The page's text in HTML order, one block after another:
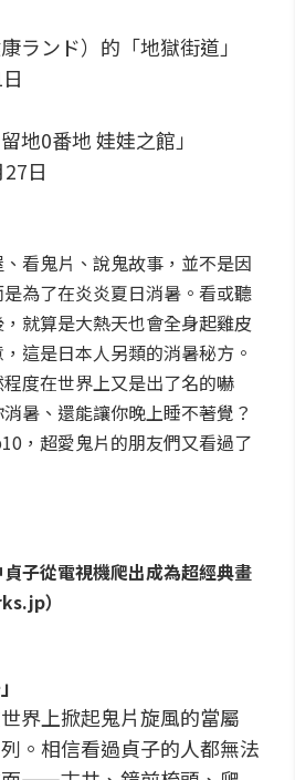
ランド）的「地獄街道」
地0番地 娃娃之館」
日
看鬼片、說鬼故事，並不是因
為了在炎炎夏日消暑。看或聽
就算是大熱天也會全身起雞皮
這是日本人另類的消暑秘方。
度在世界上又是出了名的嚇
暑、還能讓你晚上睡不著覺？
，超愛鬼片的朋友們又看過了
子從電視機爬出成為超經典畫
）
」
界上掀起鬼片旋風的當屬
。相信看過貞子的人都無法